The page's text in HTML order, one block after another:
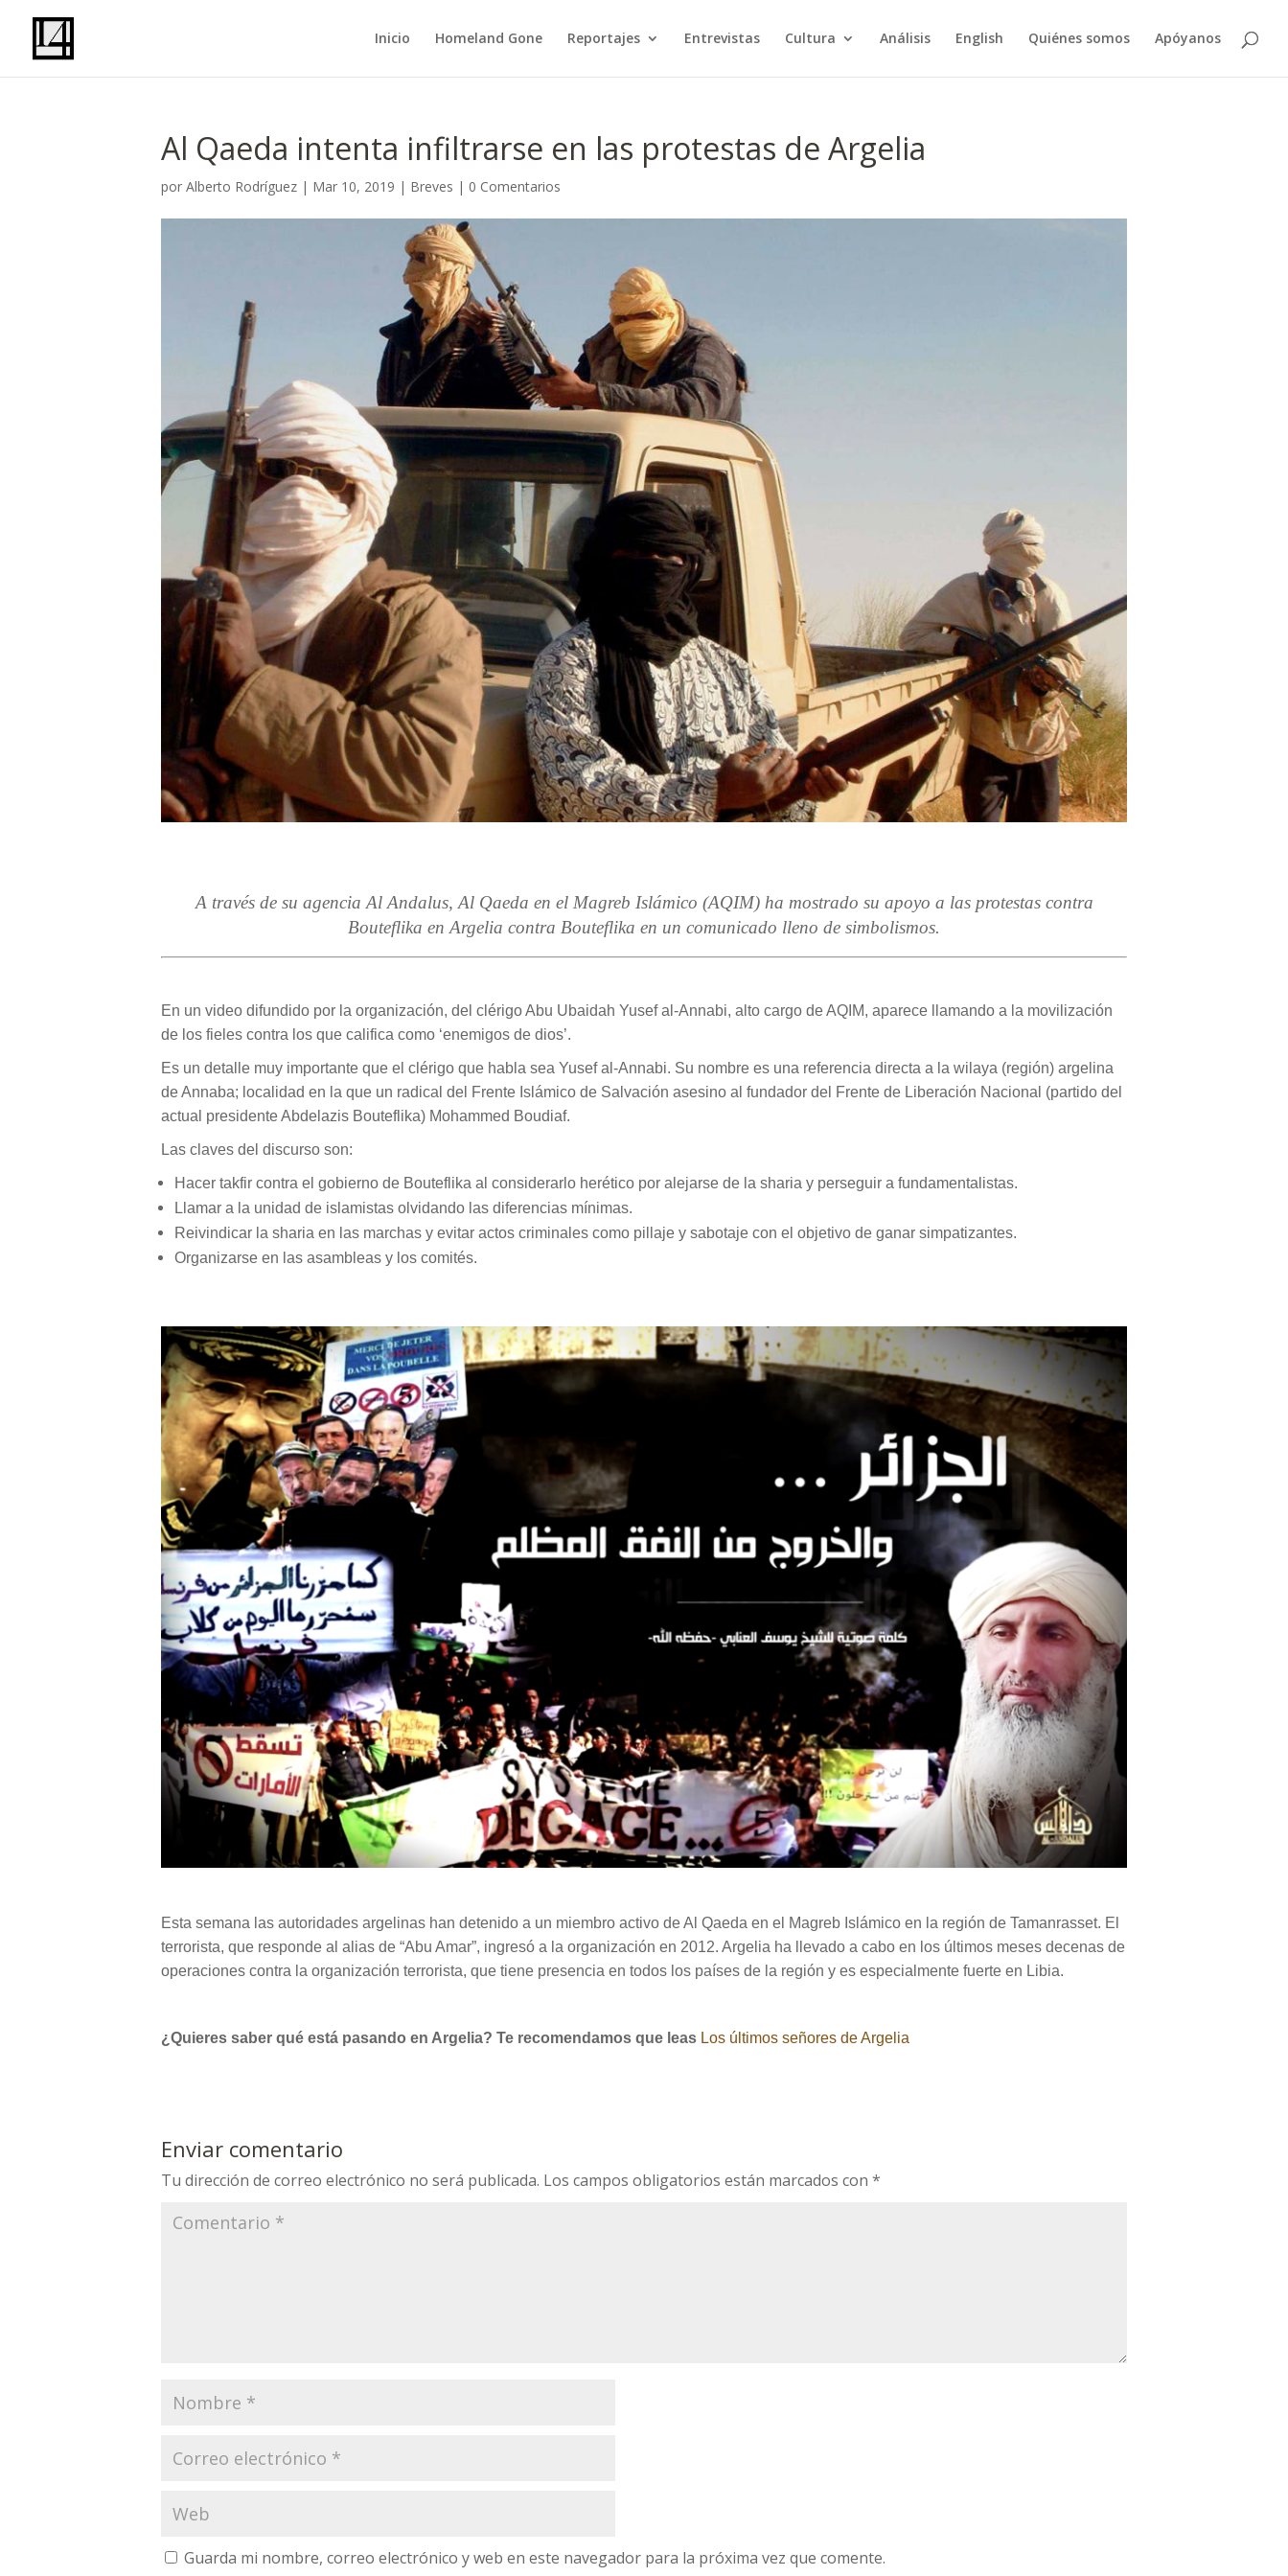
Inicio Homeland Gone Reportajes Entrevistas Cultura Análisis English Quiénes somos Apóyanos
Al Qaeda intenta infiltrarse en las protestas de Argelia
por Alberto Rodríguez | Mar 10, 2019 | Breves | 0 Comentarios
A través de su agencia Al Andalus, Al Qaeda en el Magreb Islámico (AQIM) ha mostrado su apoyo a las protestas contra
Bouteflika en Argelia contra Bouteflika en un comunicado lleno de simbolismos.
En un video difundido por la organización, del clérigo Abu Ubaidah Yusef al-Annabi, alto cargo de AQIM, aparece llamando a la movilización
de los fieles contra los que califica como ‘enemigos de dios’.
Es un detalle muy importante que el clérigo que habla sea Yusef al-Annabi. Su nombre es una referencia directa a la wilaya (región) argelina
de Annaba; localidad en la que un radical del Frente Islámico de Salvación asesino al fundador del Frente de Liberación Nacional (partido del
actual presidente Abdelazis Bouteflika) Mohammed Boudiaf.
Las claves del discurso son:
Hacer takfir contra el gobierno de Bouteflika al considerarlo herético por alejarse de la sharia y perseguir a fundamentalistas.
Llamar a la unidad de islamistas olvidando las diferencias mínimas.
Reivindicar la sharia en las marchas y evitar actos criminales como pillaje y sabotaje con el objetivo de ganar simpatizantes.
Organizarse en las asambleas y los comités.
Esta semana las autoridades argelinas han detenido a un miembro activo de Al Qaeda en el Magreb Islámico en la región de Tamanrasset. El
terrorista, que responde al alias de “Abu Amar”, ingresó a la organización en 2012. Argelia ha llevado a cabo en los últimos meses decenas de
operaciones contra la organización terrorista, que tiene presencia en todos los países de la región y es especialmente fuerte en Libia.
¿Quieres saber qué está pasando en Argelia? Te recomendamos que leas Los últimos señores de Argelia
Enviar comentario
Tu dirección de correo electrónico no será publicada. Los campos obligatorios están marcados con *
Guarda mi nombre, correo electrónico y web en este navegador para la próxima vez que comente.